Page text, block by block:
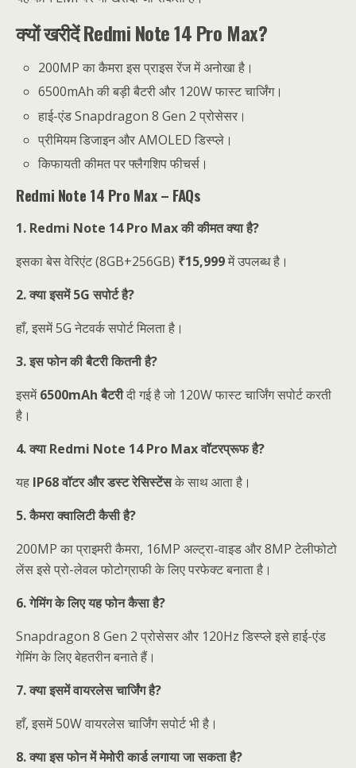
क्यों खरीदें Redmi Note 14 Pro Max?
200MP का कैमरा इस प्राइस रेंज में अनोखा है।
6500mAh की बड़ी बैटरी और 120W फास्ट चार्जिंग।
हाई-एंड Snapdragon 8 Gen 2 प्रोसेसर।
प्रीमियम डिजाइन और AMOLED डिस्प्ले।
किफायती कीमत पर फ्लैगशिप फीचर्स।
Redmi Note 14 Pro Max – FAQs
1. Redmi Note 14 Pro Max की कीमत क्या है?
इसका बेस वेरिएंट (8GB+256GB) ₹15,999में उपलब्ध है।
2. क्या इसमें 5G सपोर्ट है?
हाँ, इसमें 5G नेटवर्क सपोर्ट मिलता है।
3. इस फोन की बैटरी कितनी है?
इसमें6500mAh बैटरीदी गई है जो 120W फास्ट चार्जिंग सपोर्ट करती
है।
4. क्या Redmi Note 14 Pro Max वॉटरप्रूफ है?
यह IP68 वॉटर और डस्ट रेसिस्टेंसके साथ आता है।
5. कैमरा क्वालिटी कैसी है?
200MP का प्राइमरी कैमरा, 16MP अल्ट्रा-वाइड और 8MP टेलीफोटो
लेंस इसे प्रो-लेवल फोटोग्राफी के लिए परफेक्ट बनाता है।
6. गेमिंग के लिए यह फोन कैसा है?
Snapdragon 8 Gen 2 प्रोसेसर और 120Hz डिस्प्ले इसे हाई-एंड
गेमिंग के लिए बेहतरीन बनाते हैं।
7. क्या इसमें वायरलेस चार्जिंग है?
हाँ, इसमें 50W वायरलेस चार्जिंग सपोर्ट भी है।
8. क्या इस फोन में मेमोरी कार्ड लगाया जा सकता है?